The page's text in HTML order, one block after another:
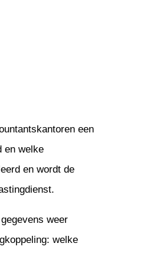
een
en welke
en wordt de
weer
welke